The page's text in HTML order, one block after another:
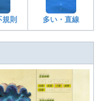
規則 多い・直線